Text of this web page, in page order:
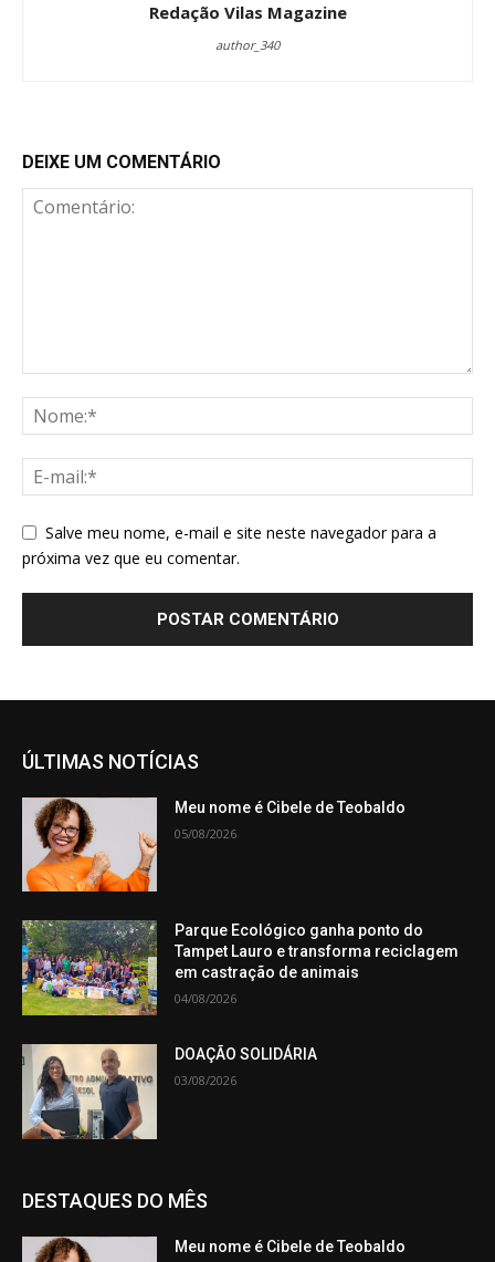
Redação Vilas Magazine
author_340
DEIXE UM COMENTÁRIO
Salve meu nome, e-mail e site neste navegador para a
próxima vez que eu comentar.
ÚLTIMAS NOTÍCIAS
Meu nome é Cibele de Teobaldo
05/08/2026
Parque Ecológico ganha ponto do
Tampet Lauro e transforma reciclagem
em castração de animais
04/08/2026
DOAÇÃO SOLIDÁRIA
03/08/2026
DESTAQUES DO MÊS
Meu nome é Cibele de Teobaldo